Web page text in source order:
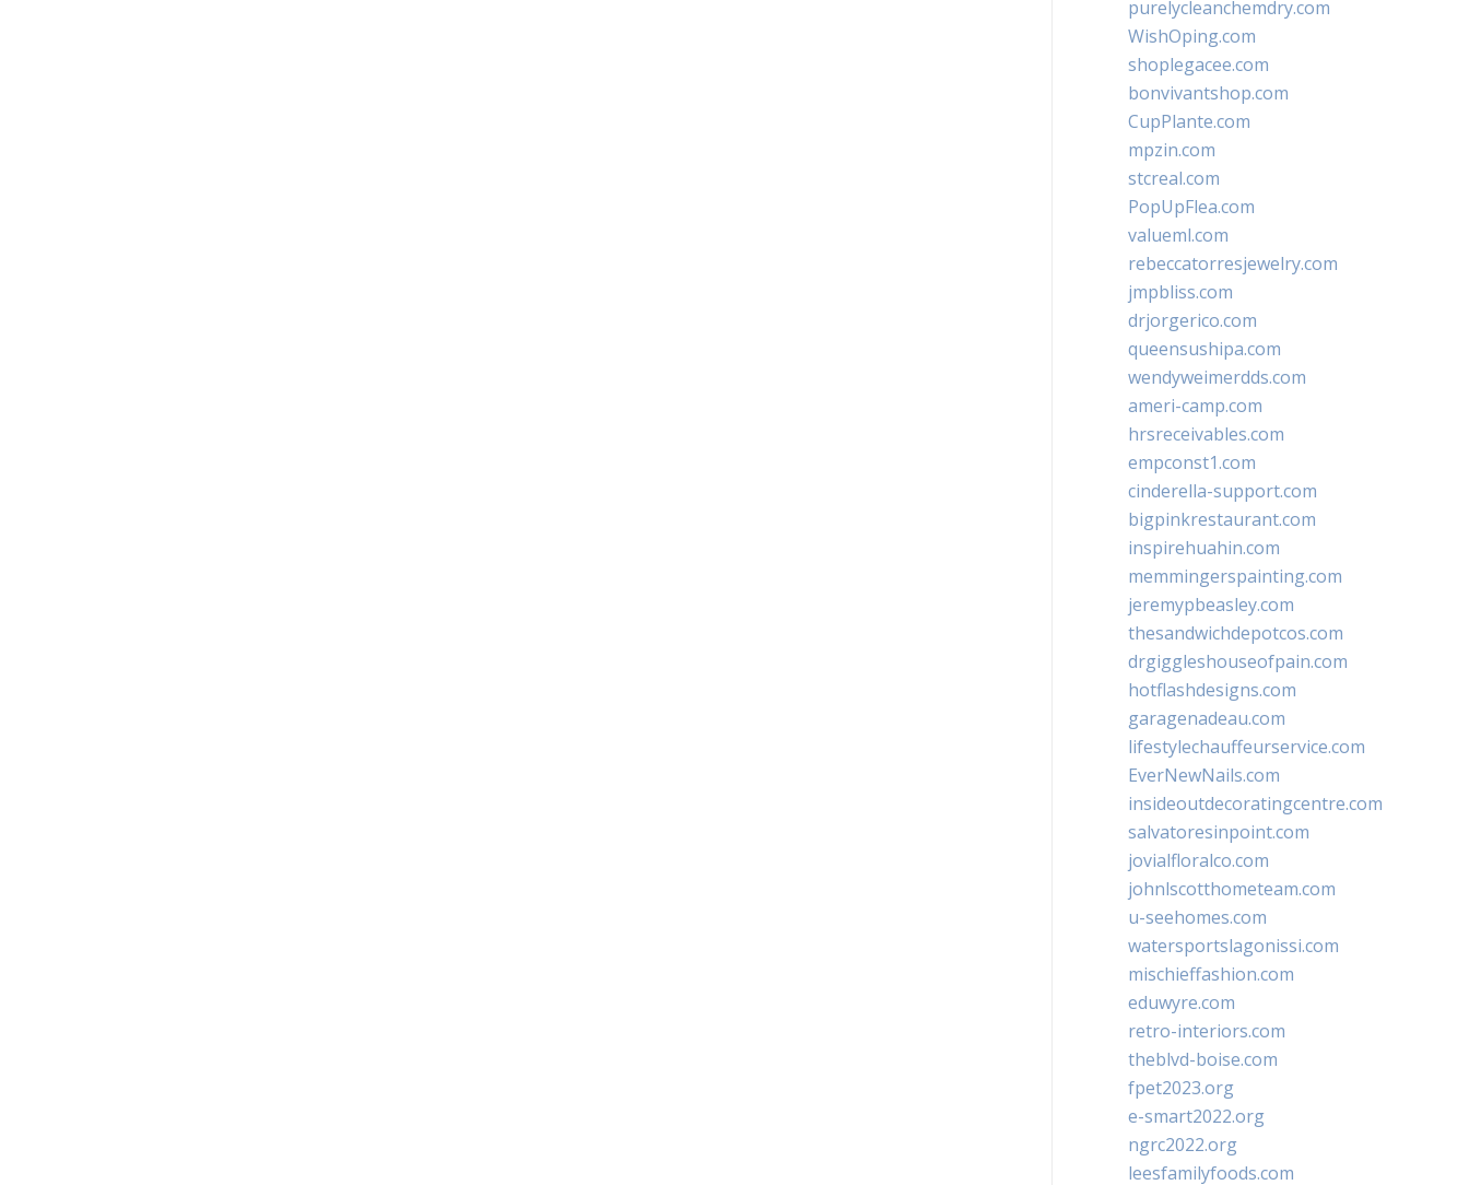
purelycleanchemdry.com
WishOping.com
shoplegacee.com
bonvivantshop.com
CupPlante.com
mpzin.com
stcreal.com
PopUpFlea.com
valueml.com
rebeccatorresjewelry.com
jmpbliss.com
drjorgerico.com
queensushipa.com
wendyweimerdds.com
ameri-camp.com
hrsreceivables.com
empconst1.com
cinderella-support.com
bigpinkrestaurant.com
inspirehuahin.com
memmingerspainting.com
jeremypbeasley.com
thesandwichdepotcos.com
drgiggleshouseofpain.com
hotflashdesigns.com
garagenadeau.com
lifestylechauffeurservice.com
EverNewNails.com
insideoutdecoratingcentre.com
salvatoresinpoint.com
jovialfloralco.com
johnlscotthometeam.com
u-seehomes.com
watersportslagonissi.com
mischieffashion.com
eduwyre.com
retro-interiors.com
theblvd-boise.com
fpet2023.org
e-smart2022.org
ngrc2022.org
leesfamilyfoods.com